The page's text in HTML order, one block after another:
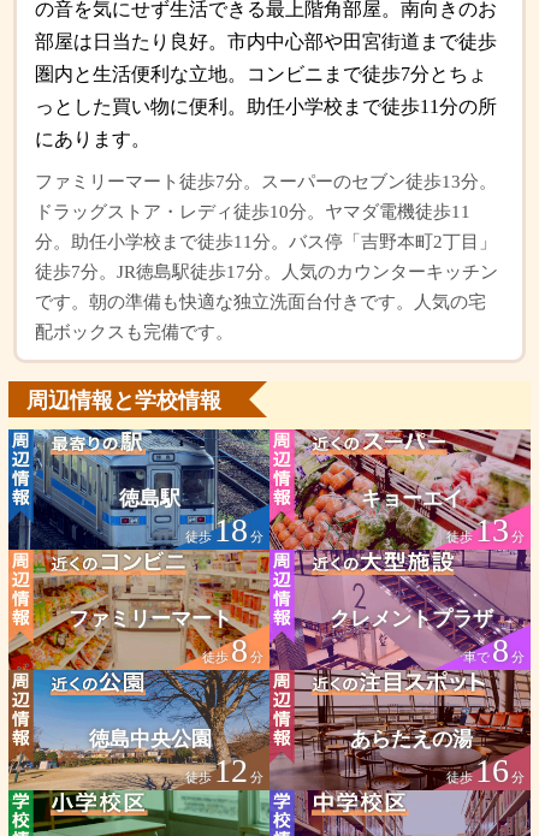
の音を気にせず生活できる最上階角部屋。南向きのお
部屋は日当たり良好。市内中心部や田宮街道まで徒歩
圏内と生活便利な立地。コンビニまで徒歩7分とちょ
っとした買い物に便利。助任小学校まで徒歩11分の所
にあります。
ファミリーマート徒歩7分。スーパーのセブン徒歩13分。
ドラッグストア・レディ徒歩10分。ヤマダ電機徒歩11
分。助任小学校まで徒歩11分。バス停「吉野本町2丁目」
徒歩7分。JR徳島駅徒歩17分。人気のカウンターキッチン
です。朝の準備も快適な独立洗面台付きです。人気の宅
配ボックスも完備です。
周辺情報と学校情報
徳島駅
徒歩18 分
キョーエイ
徒歩13分
ファミリーマート
徒歩8分
クレメントプラザ
車で8分
徳島中央公園
徒歩12 分
あらたえの湯
徒歩16分